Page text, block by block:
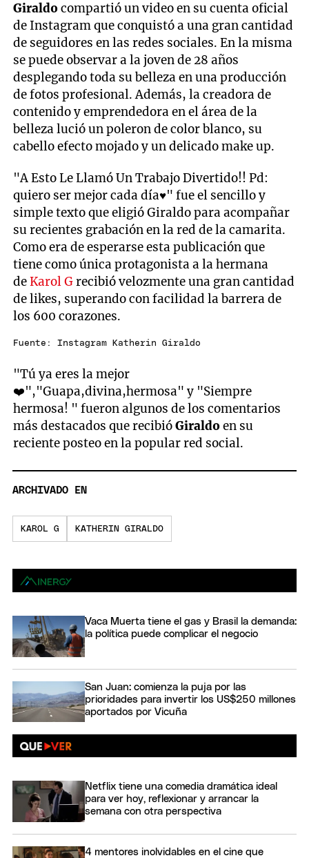
Giraldocompartió un video en su cuenta oficial
de Instagram que conquistó a una gran cantidad
de seguidores en las redes sociales. En la misma
se puede observar a la joven de 28 años
desplegando toda su belleza en una producción
de fotos profesional. Además, la creadora de
contenido y emprendedora en el área de la
belleza lució un poleron de color blanco, su
cabello efecto mojado y un delicado make up.
"A Esto Le Llamó Un Trabajo Divertido!! Pd:
quiero ser mejor cada día♥️" fue el sencillo y
simple texto que eligió Giraldo para acompañar
su recientes grabación en la red de la camarita.
Como era de esperarse esta publicación que
tiene como única protagonista a la hermana
deKarol Grecibió velozmente una gran cantidad
de likes, superando con facilidad la barrera de
los 600 corazones.
Fuente: Instagram Katherin Giraldo
"Tú ya eres la mejor
❤️","Guapa,divina,hermosa" y "Siempre
hermosa! " fueron algunos de los comentarios
más destacados que recibióGiraldoen su
reciente posteo en la popular red social.
ARCHIVADO EN
KAROL G KATHERIN GIRALDO
Vaca Muerta tiene el gas y Brasil la demanda:
la política puede complicar el negocio
San Juan: comienza la puja por las
prioridades para invertir los US$250 millones
aportados por Vicuña
Netflix tiene una comedia dramática ideal
para ver hoy, reflexionar y arrancar la
semana con otra perspectiva
4 mentores inolvidables en el cine que